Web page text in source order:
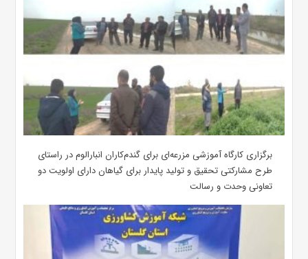
برگزاری کارگاه آموزشی مزرعه‌ای برای گندم‌کاران انبارالوم در راستای
طرح مشارکتی تحقیق و تولید پایدار برای گیاهان دارای اولویت دو
تعاونی وحدت و رسالت